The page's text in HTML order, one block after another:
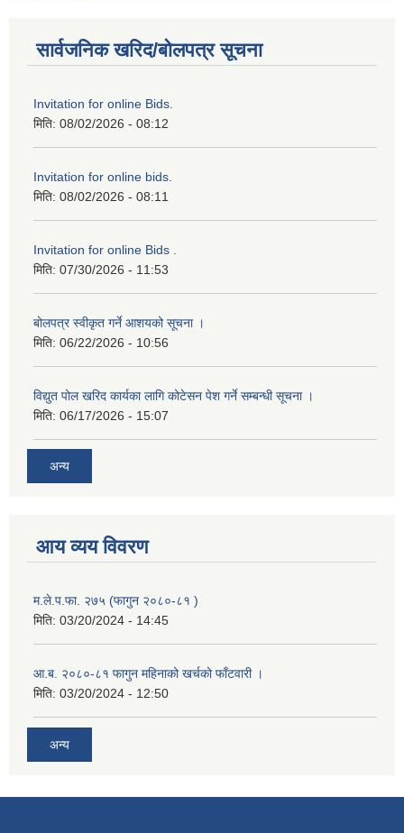
सार्वजनिक खरिद/बोलपत्र सूचना
Invitation for online Bids.
मिति: 08/02/2026 - 08:12
Invitation for online bids.
मिति: 08/02/2026 - 08:11
Invitation for online Bids .
मिति: 07/30/2026 - 11:53
बोलपत्र स्वीकृत गर्ने आशयको सूचना ।
मिति: 06/22/2026 - 10:56
विद्युत पोल खरिद कार्यका लागि कोटेसन पेश गर्ने सम्बन्धी सूचना ।
मिति: 06/17/2026 - 15:07
अन्य
आय व्यय विवरण
म.ले.प.फा. २७५ (फागुन २०८०-८१ )
मिति: 03/20/2024 - 14:45
आ.ब. २०८०-८१ फागुन महिनाको खर्चको फाँटवारी ।
मिति: 03/20/2024 - 12:50
अन्य